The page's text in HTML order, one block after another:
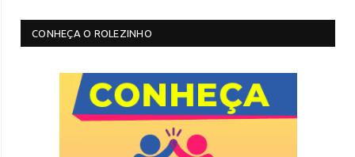
CONHEÇA O ROLEZINHO